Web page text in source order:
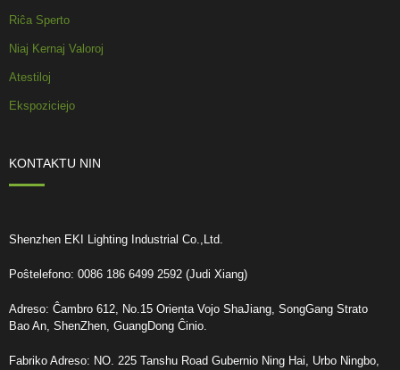
Riĉa Sperto
Niaj Kernaj Valoroj
Atestiloj
Ekspoziciejo
KONTAKTU NIN
Shenzhen EKI Lighting Industrial Co.,Ltd.
Poŝtelefono: 0086 186 6499 2592 (Judi Xiang)
Adreso: Ĉambro 612, No.15 Orienta Vojo ShaJiang, SongGang Strato
Bao An, ShenZhen, GuangDong Ĉinio.
Fabriko Adreso: NO. 225 Tanshu Road Gubernio Ning Hai, Urbo Ningbo,